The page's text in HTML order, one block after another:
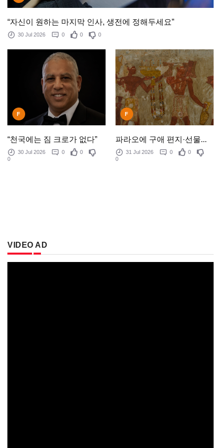
“자신이 원하는 마지막 인사, 생전에 정해두세요”
30 Jul 2026 0 0 0
F
“천국에는 짐 크로가 없다”
30 Jul 2026 0
0
0
F
파라오에 구애 편지·선물...
31 Jul 2026 0
0
0
VIDEO AD